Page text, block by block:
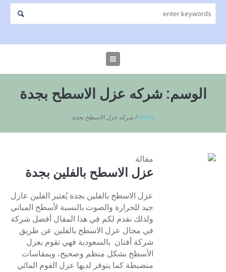
الوسم:شركه عزل الاسطح بجدة
Home
/شركه عزل الاسطح بجدة
مقالة
عزل الاسطح بالفلين بجدة
عزل الاسطح بالفلين بجدة يُعتبر الفلين عازل
جيد للحرارة والصوت بالنسبة لأسطح المباني
ولذلك نقدم لكم في هذا المقال أفضل شركة
في مجال عزل الاسطح بالفلين عن طريق
شركة أفنان بالسعودية فهي تقوم بعزل
الأسطح بشكل منظم وصحيح، وبمقاسات
منضبطة كما يتوفر لديها عزل الفوم المائي